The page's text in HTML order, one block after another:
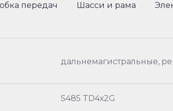
передач Шасси и рама
дальнемагистральные,
S485 TD4х2G